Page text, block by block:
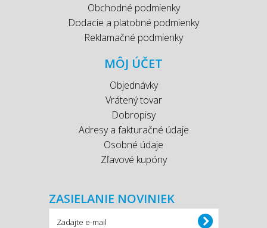
Obchodné podmienky
Dodacie a platobné podmienky
Reklamačné podmienky
MÔJ ÚČET
Objednávky
Vrátený tovar
Dobropisy
Adresy a fakturačné údaje
Osobné údaje
Zľavové kupóny
ZASIELANIE NOVINIEK